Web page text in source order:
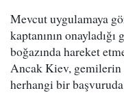
Mevcut uygulamaya
kaptanının
boğazında hareket
Ancak Kiev, gemilerin
herhangi bir